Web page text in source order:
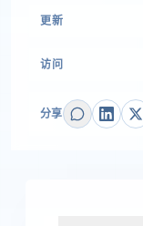
更新
访问
分享